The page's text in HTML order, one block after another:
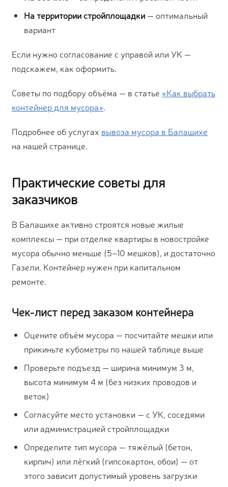
На территории стройплощадки — оптимальный
вариант
Если нужно согласование с управой или УК —
подскажем, как оформить.
Советы по подбору объёма — в статье «Как выбрать
контейнер для мусора».
Подробнее об услугах вывоза мусора в Балашихе
на нашей странице.
Практические советы для
заказчиков
В Балашихе активно строятся новые жилые
комплексы — при отделке квартиры в новостройке
мусора обычно меньше (5–10 мешков), и достаточно
Газели. Контейнер нужен при капитальном
ремонте.
Чек-лист перед заказом контейнера
Оцените объём мусора — посчитайте мешки или
прикиньте кубометры по нашей таблице выше
Проверьте подъезд — ширина минимум 3 м,
высота минимум 4 м (без низких проводов и
веток)
Согласуйте место установки — с УК, соседями
или администрацией стройплощадки
Определите тип мусора — тяжёлый (бетон,
кирпич) или лёгкий (гипсокартон, обои) — от
этого зависит допустимый уровень загрузки